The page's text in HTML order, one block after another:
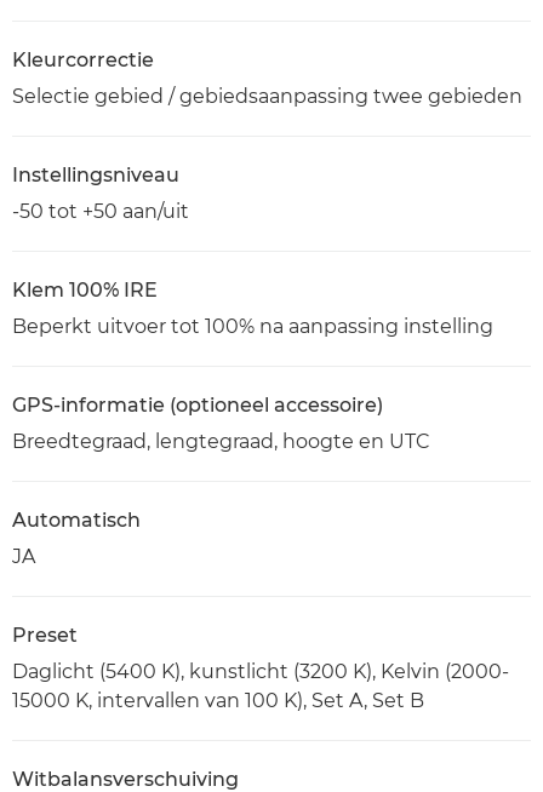
Kleurcorrectie
Selectie gebied / gebiedsaanpassing twee gebieden
Instellingsniveau
-50 tot +50 aan/uit
Klem 100% IRE
Beperkt uitvoer tot 100% na aanpassing instelling
GPS-informatie (optioneel accessoire)
Breedtegraad, lengtegraad, hoogte en UTC
Automatisch
JA
Preset
Daglicht (5400 K), kunstlicht (3200 K), Kelvin (2000-
15000 K, intervallen van 100 K), Set A, Set B
Witbalansverschuiving